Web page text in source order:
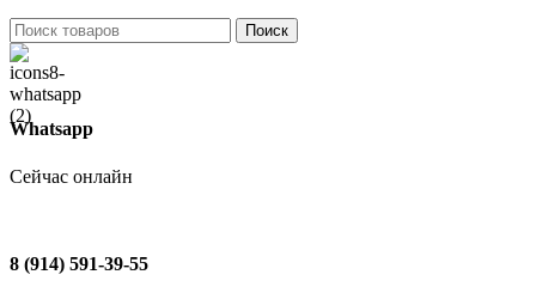
Поиск
Whatsapp
Сейчас онлайн
8 (914) 591-39-55